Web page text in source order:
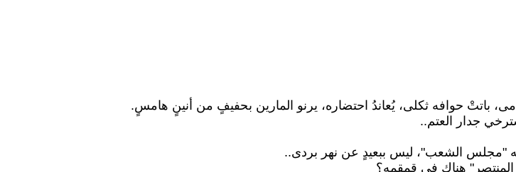
جدار العتم..
"مجلس الشعب"، ليس ببعيدٍ عن نهر بردى..
هناك في قمقمه؟